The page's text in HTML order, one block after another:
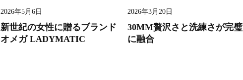
2026年5月6日
新世紀の女性に贈るブランド
オメガ LADYMATIC
2026年3月20日
30MM贅沢さと洗練さが完璧
に融合